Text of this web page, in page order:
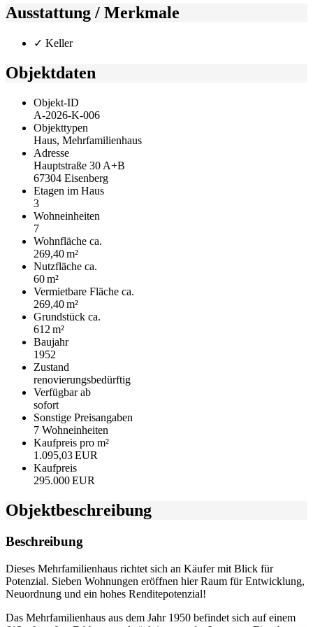
Ausstattung / Merkmale
✓ Keller
Objektdaten
Objekt-ID
A-2026-K-006
Objekttypen
Haus, Mehrfamilienhaus
Adresse
Hauptstraße 30 A+B
67304 Eisenberg
Etagen im Haus
3
Wohneinheiten
7
Wohnfläche ca.
269,40 m²
Nutzfläche ca.
60 m²
Vermietbare Fläche ca.
269,40 m²
Grund­stück ca.
612 m²
Baujahr
1952
Zustand
renovierungsbedürftig
Verfügbar ab
sofort
Sonstige Preisangaben
7 Wohneinheiten
Kaufpreis pro m²
1.095,03 EUR
Kaufpreis
295.000 EUR
Objekt­beschreibung
Beschreibung
Dieses Mehrfamilienhaus richtet sich an Käufer mit Blick für
Potenzial. Sieben Wohnungen eröffnen hier Raum für Entwicklung,
Neuordnung und ein hohes Renditepotenzial!
Das Mehrfamilienhaus aus dem Jahr 1950 befindet sich auf einem